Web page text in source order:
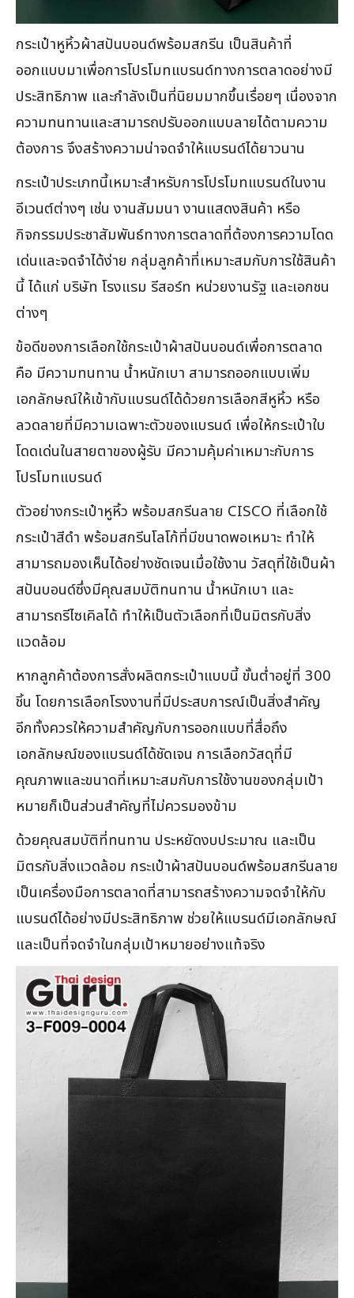
กระเป๋าหูหิ้วผ้าสปันบอนด์พร้อมสกรีน เป็นสินค้าที่
ออกแบบมาเพื่อการโปรโมทแบรนด์ทางการตลาดอย่างมี
ประสิทธิภาพ และกำลังเป็นที่นิยมมากขึ้นเรื่อยๆ เนื่องจาก
ความทนทานและสามารถปรับออกแบบลายได้ตามความ
ต้องการ จึงสร้างความน่าจดจำให้แบรนด์ได้ยาวนาน
กระเป๋าประเภทนี้เหมาะสำหรับการโปรโมทแบรนด์ในงาน
อีเวนต์ต่างๆ เช่น งานสัมมนา งานแสดงสินค้า หรือ
กิจกรรมประชาสัมพันธ์ทางการตลาดที่ต้องการความโดด
เด่นและจดจำได้ง่าย กลุ่มลูกค้าที่เหมาะสมกับการใช้สินค้า
นี้ ได้แก่ บริษัท โรงแรม รีสอร์ท หน่วยงานรัฐ และเอกชน
ต่างๆ
ข้อดีของการเลือกใช้กระเป๋าผ้าสปันบอนด์เพื่อการตลาด
คือ มีความทนทาน น้ำหนักเบา สามารถออกแบบเพิ่ม
เอกลักษณ์ให้เข้ากับแบรนด์ได้ด้วยการเลือกสีหูหิ้ว หรือ
ลวดลายที่มีความเฉพาะตัวของแบรนด์ เพื่อให้กระเป๋าใบ
โดดเด่นในสายตาของผู้รับ มีความคุ้มค่าเหมาะกับการ
โปรโมทแบรนด์
ตัวอย่างกระเป๋าหูหิ้ว พร้อมสกรีนลาย CISCO ที่เลือกใช้
กระเป๋าสีดำ พร้อมสกรีนโลโก้ที่มีขนาดพอเหมาะ ทำให้
สามารถมองเห็นได้อย่างชัดเจนเมื่อใช้งาน วัสดุที่ใช้เป็นผ้า
สปันบอนด์ซึ่งมีคุณสมบัติทนทาน น้ำหนักเบา และ
สามารถรีไซเคิลได้ ทำให้เป็นตัวเลือกที่เป็นมิตรกับสิ่ง
แวดล้อม
หากลูกค้าต้องการสั่งผลิตกระเป๋าแบบนี้ ขั้นต่ำอยู่ที่ 300
ชิ้น โดยการเลือกโรงงานที่มีประสบการณ์เป็นสิ่งสำคัญ
อีกทั้งควรให้ความสำคัญกับการออกแบบที่สื่อถึง
เอกลักษณ์ของแบรนด์ได้ชัดเจน การเลือกวัสดุที่มี
คุณภาพและขนาดที่เหมาะสมกับการใช้งานของกลุ่มเป้า
หมายก็เป็นส่วนสำคัญที่ไม่ควรมองข้าม
ด้วยคุณสมบัติที่ทนทาน ประหยัดงบประมาณ และเป็น
มิตรกับสิ่งแวดล้อม กระเป๋าผ้าสปันบอนด์พร้อมสกรีนลาย
เป็นเครื่องมือการตลาดที่สามารถสร้างความจดจำให้กับ
แบรนด์ได้อย่างมีประสิทธิภาพ ช่วยให้แบรนด์มีเอกลักษณ์
และเป็นที่จดจำในกลุ่มเป้าหมายอย่างแท้จริง